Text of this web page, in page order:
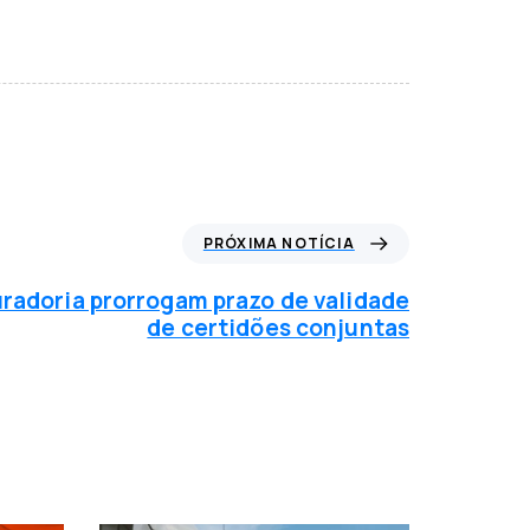
PRÓXIMA NOTÍCIA
prorrogam prazo de validade
de certidões conjuntas